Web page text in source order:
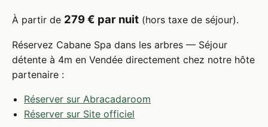
À partir de 279 € par nuit (hors taxe de séjour).
Réservez Cabane Spa dans les arbres — Séjour
détente à 4m en Vendée directement chez notre hôte
partenaire :
Réserver sur Abracadaroom
Réserver sur Site officiel